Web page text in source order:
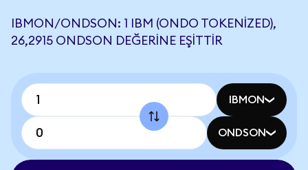
IBMON/ONDSON: 1 IBM (ONDO TOKENIZED),
26,2915 ONDSON DEĞERINE EŞITTIR
IBMON
ONDSON